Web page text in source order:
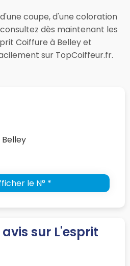
coupe, d'une coloration
dès maintenant les
Coiffure à Belley et
sur TopCoiffeur.fr.
Belley
le N° *
sur L'esprit